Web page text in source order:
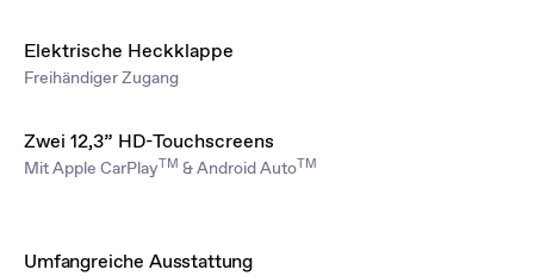
Elektrische Heckklappe
Freihändiger Zugang
Zwei 12,3” HD-Touchscreens
Mit Apple CarPlayTM & Android AutoTM
Umfangreiche Ausstattung